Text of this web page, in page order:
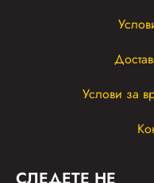
Услови за